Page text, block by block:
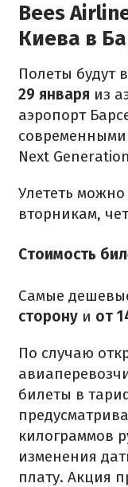
Bees
Киева в
Полеты будут
29 января из
аэропорт
современными
Next
Улететь
вторникам,
Стоимость
Самые
сторону и от
По случаю
билеты в
килограммов
изменения
плату. Акция